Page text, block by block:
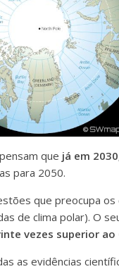
que já em
para 2050.
que preocupa
de clima polar). O
vezes superior ao
as evidências